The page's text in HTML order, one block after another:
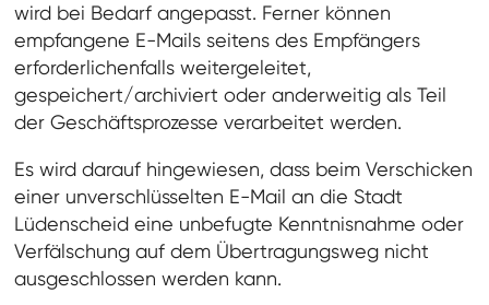
wird bei Bedarf angepasst. Ferner können
empfangene E-Mails seitens des Empfängers
erforderlichenfalls weitergeleitet,
gespeichert/archiviert oder anderweitig als Teil
der Geschäftsprozesse verarbeitet werden.
Es wird darauf hingewiesen, dass beim Verschicken
einer unverschlüsselten E-Mail an die Stadt
Lüdenscheid eine unbefugte Kenntnisnahme oder
Verfälschung auf dem Übertragungsweg nicht
ausgeschlossen werden kann.